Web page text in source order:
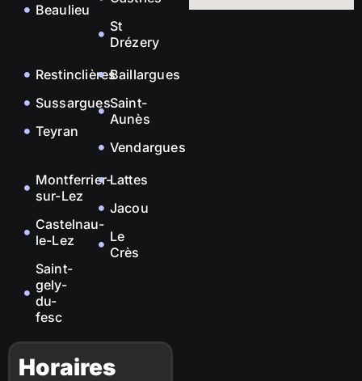
Beaulieu
St
Drézery
Restinclières
Sussargues
Teyran
Baillargues
Saint-
Aunès
Vendargues
Montferrier-
sur-Lez
Castelnau-
le-Lez
Saint-
gely-
du-
fesc
Lattes
Jacou
Le
Crès
Horaires